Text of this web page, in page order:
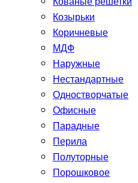
Козырьки
Коричневые
МДФ
Наружные
Нестандартные
Одностворчатые
Офисные
Парадные
Перила
Полуторные
Порошковое